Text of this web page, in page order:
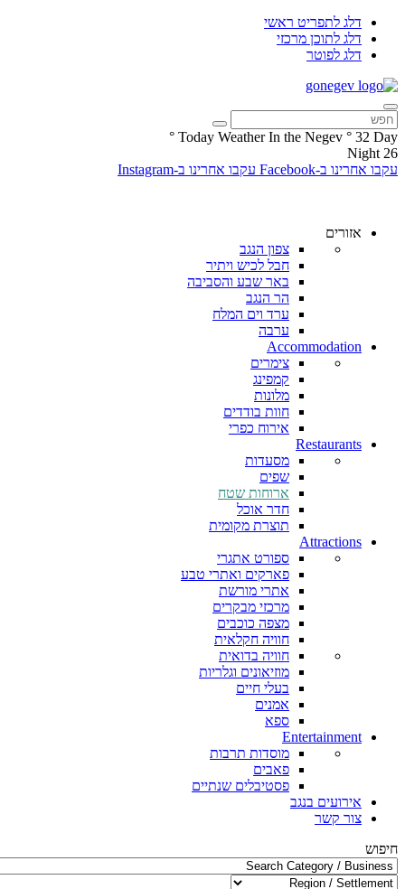
דלג לתפריט ראשי
דלג לתוכן מרכזי
דלג לפוטר
Today Weather In the Negev ° 32 Day
°
26
Night
עקבו אחרינו ב-Facebook
עקבו אחרינו ב-Instagram
אזורים
צפון הנגב
חבל לכיש ויתיר
באר שבע והסביבה
הר הנגב
ערד וים המלח
ערבה
Accommodation
צימרים
קמפינג
מלונות
חוות בודדים
אירוח כפרי
Restaurants
מסעדות
שפים
ארוחות שטח
חדר אוכל
תוצרת מקומית
Attractions
ספורט אתגרי
פארקים ואתרי טבע
אתרי מורשת
מרכזי מבקרים
מצפה כוכבים
חוויה חקלאית
חוויה בדואית
מוזיאונים וגלריות
בעלי חיים
אמנים
ספא
Entertainment
מוסדות תרבות
פאבים
פסטיבלים שנתיים
אירועים בנגב
צור קשר
חיפוש